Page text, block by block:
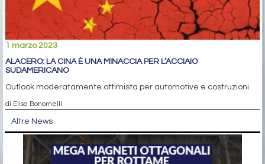
1 marzo 2023
ALACERO: LA CINA È UNA MINACCIA PER L’ACCIAIO
SUDAMERICANO
Outlook moderatamente ottimista per automotive e costruzioni
di Elisa Bonomelli
Altre News